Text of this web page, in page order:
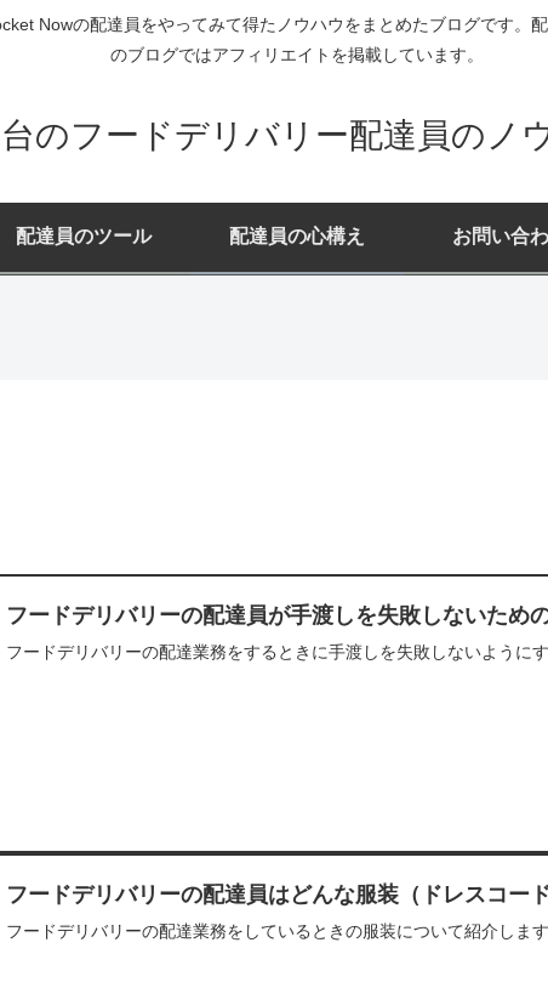
Nowの配達員をやってみて得たノウハウをまとめたブログです。
のブログではアフィリエイトを掲載しています。
のフードデリバリー配達員のノ
配達員のツール 配達員の心構え お問い合
フードデリバリーの配達員が手渡しを失敗しないため
フードデリバリーの配達業務をするときに手渡しを失敗しないように
フードデリバリーの配達員はどんな服装（ドレスコー
フードデリバリーの配達業務をしているときの服装について紹介します